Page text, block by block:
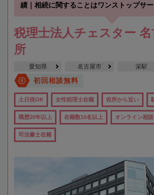
績｜相続に関することはワンストップサー
税理士法人チェスター
所
愛知県 名古屋市 栄駅
初回相談無料
土日祝OK 女性税理士在籍 役所から近い
職歴20年以上 在籍数10名以上 オンライン相
司法書士在籍